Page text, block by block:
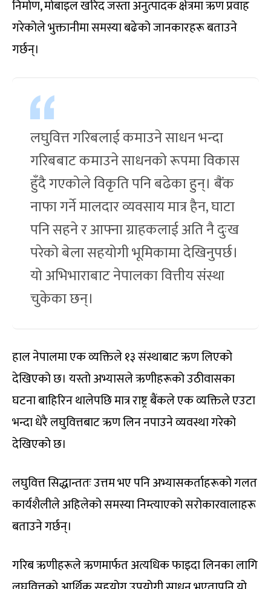
निर्माण, मोबाइल खरिद जस्ता अनुत्पादक क्षेत्रमा ऋण प्रवाह
गरेकोले भुक्तानीमा समस्या बढेको जानकारहरू बताउने
गर्छन्।
लघुवित्त गरिबलाई कमाउने साधन भन्दा
गरिबबाट कमाउने साधनको रूपमा विकास
हुँदै गएकोले विकृति पनि बढेका हुन्। बैंक
नाफा गर्ने मालदार व्यवसाय मात्र हैन, घाटा
पनि सहने र आफ्ना ग्राहकलाई अति नै दुःख
परेको बेला सहयोगी भूमिकामा देखिनुपर्छ।
यो अभिभाराबाट नेपालका वित्तीय संस्था
चुकेका छन्।
हाल नेपालमा एक व्यक्तिले १३ संस्थाबाट ऋण लिएको
देखिएको छ। यस्तो अभ्यासले ऋणीहरूको उठीवासका
घटना बाहिरिन थालेपछि मात्र राष्ट्र बैंकले एक व्यक्तिले एउटा
भन्दा धेरै लघुवित्तबाट ऋण लिन नपाउने व्यवस्था गरेको
देखिएको छ।
लघुवित्त सिद्धान्ततः उत्तम भए पनि अभ्यासकर्ताहरूको गलत
कार्यशैलीले अहिलेको समस्या निम्त्याएको सरोकारवालाहरू
बताउने गर्छन्।
गरिब ऋणीहरूले ऋणमार्फत अत्यधिक फाइदा लिनका लागि